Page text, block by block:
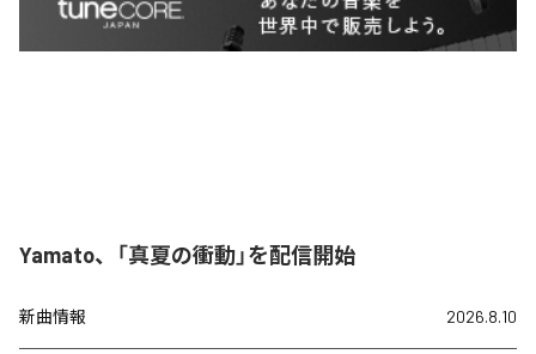
Yamato、「真夏の衝動」を配信開始
新曲情報 2026.8.10